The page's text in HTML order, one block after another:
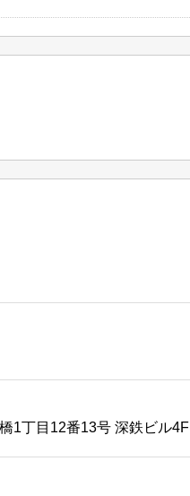
1丁目12番13号 深鉄ビル4F